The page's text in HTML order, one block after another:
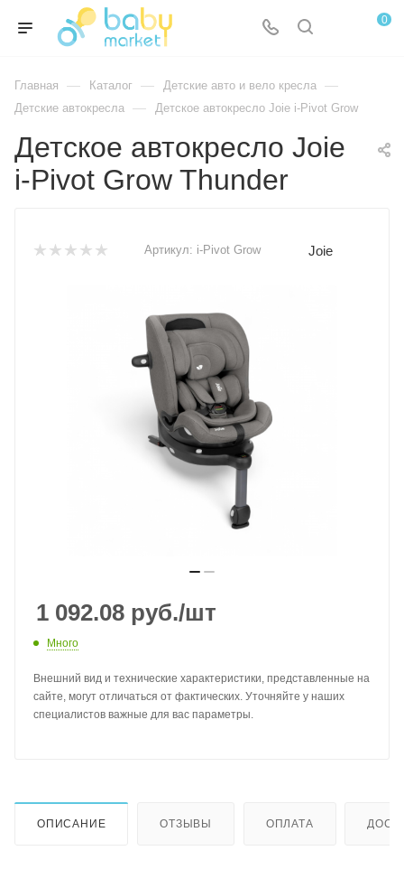
0
Главная — Каталог — Детские авто и вело кресла —
Детские автокресла — Детское автокресло Joie i-Pivot Grow
Детское автокресло Joie
i-Pivot Grow Thunder
Артикул: i-Pivot Grow Joie
1 092.08 руб./шт
Много
Внешний вид и технические характеристики, представленные на
сайте, могут отличаться от фактических. Уточняйте у наших
специалистов важные для вас параметры.
ОПИСАНИЕ ОТЗЫВЫ ОПЛАТА